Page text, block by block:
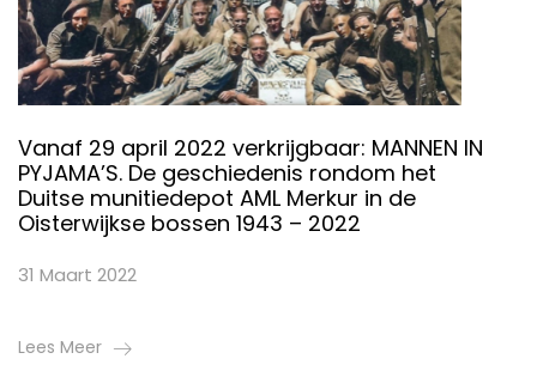
Vanaf 29 april 2022 verkrijgbaar: MANNEN IN
PYJAMA’S. De geschiedenis rondom het
Duitse munitiedepot AML Merkur in de
Oisterwijkse bossen 1943 – 2022
31 Maart 2022
Lees Meer